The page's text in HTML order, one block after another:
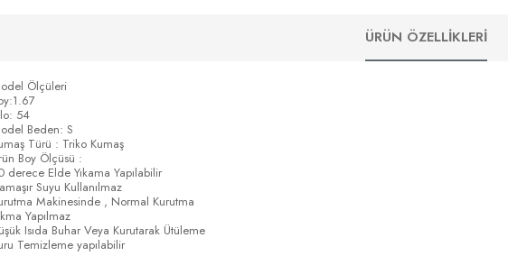
ÜRÜN ÖZELLIKLERI
Ölçüleri
54
Beden: S
Türü : Triko Kumaş
Boy Ölçüsü :
derece Elde Yıkama Yapılabilir
Suyu Kullanılmaz
Makinesinde , Normal Kurutma
Yapılmaz
Isıda Buhar Veya Kurutarak Ütüleme
Temizleme yapılabilir